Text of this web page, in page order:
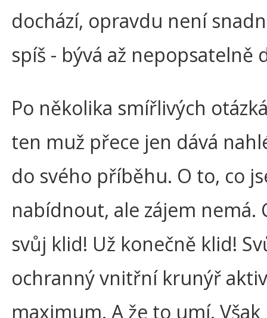
dochází, opravdu není
spíš - bývá až nepopsatelně
Po několika smířlivých
ten muž přece jen dává
do svého příběhu. O to, co
nabídnout, ale zájem nemá.
svůj klid! Už konečně klid!
ochranný vnitřní krunýř
maximum. A že to umí. Však